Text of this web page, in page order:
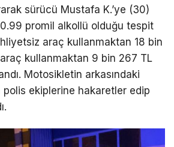
sürücü Mustafa K.’ye (30)
0.99 promil alkollü olduğu tespit
araç kullanmaktan 18 bin
kullanmaktan 9 bin 267 TL
Motosikletin arkasındaki
ekiplerine hakaretler edip